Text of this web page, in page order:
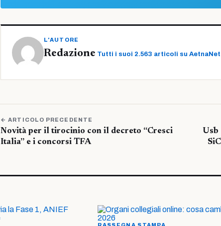
L'AUTORE
Redazione Tutti i suoi 2.563 articoli su
← ARTICOLO PRECEDENTE
Novità per il tirocinio con il decreto “Cresci
Italia” e i concorsi TFA